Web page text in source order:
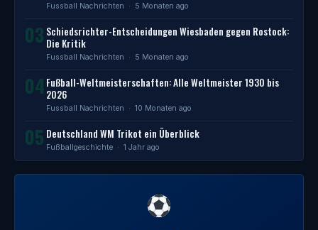
Fussball Nachrichten · 5 Monaten ago
03 Schiedsrichter-Entscheidungen Wiesbaden gegen Rostock:
Die Kritik
Fussball Nachrichten · 5 Monaten ago
04 Fußball-Weltmeisterschaften: Alle Weltmeister 1930 bis
2026
Fussball Nachrichten · 10 Monaten ago
05 Deutschland WM Trikot ein Überblick
Fußballgeschichte · 1 Jahr ago